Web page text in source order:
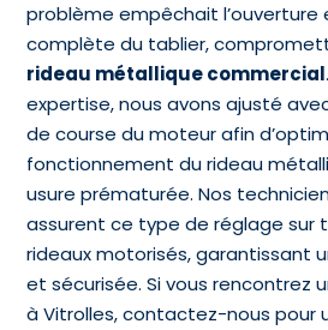
problème empêchait
complète du tablier,
rideau métallique commercial
expertise, nous avons ajusté
de course du moteur afin
fonctionnement du rideau
usure prématurée. Nos
assurent ce type de réglage sur
rideaux motorisés, garantissant
et sécurisée. Si vous rencontrez
à Vitrolles, contactez-nous pour